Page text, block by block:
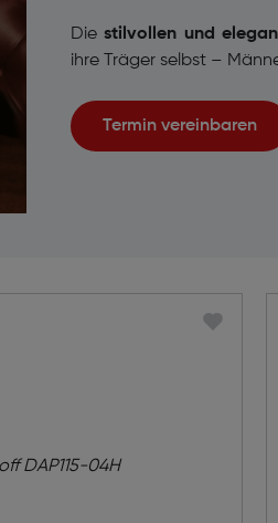
Die stilvollen und
ihre Träger selbst –
Termin vereinbaren